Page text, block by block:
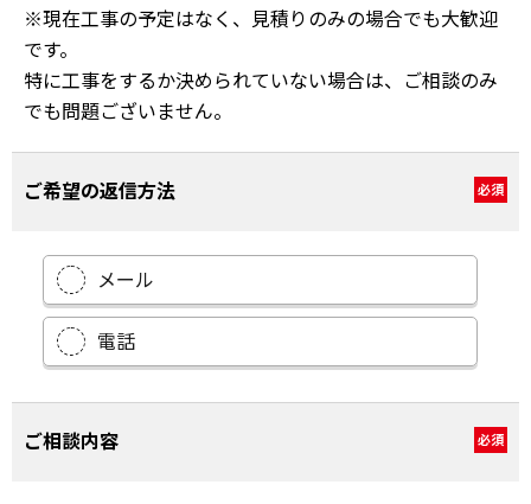
※現在工事の予定はなく、見積りのみの場合でも大歓迎
です。
特に工事をするか決められていない場合は、ご相談のみ
でも問題ございません。
ご希望の返信方法 必須
メール
電話
ご相談内容 必須